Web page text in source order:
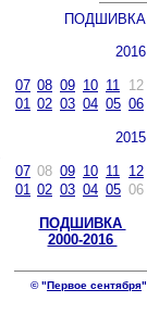
ПОДШИВКА
2016
07 08 09 10 11
12
01 02 03 04 05 06
2015
07 08 09 10 11
12
01 02 03 04 05 06
ПОДШИВКА
2000-2016
© "Первое сентября"